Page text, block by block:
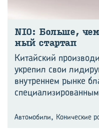
NIO: Боль­ше,
ный стар­тап
Китайский
укрепил свои
внутреннем рынке
Автомобили, Конические